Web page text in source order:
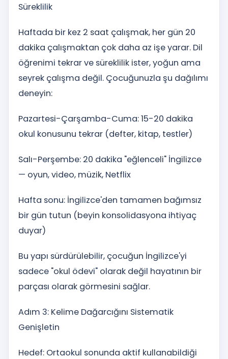
Süreklilik
Haftada bir kez 2 saat çalışmak, her gün 20
dakika çalışmaktan çok daha az işe yarar. Dil
öğrenimi tekrar ve süreklilik ister, yoğun ama
seyrek çalışma değil. Çocuğunuzla şu dağılımı
deneyin:
Pazartesi-Çarşamba-Cuma: 15-20 dakika
okul konusunu tekrar (defter, kitap, testler)
Salı-Perşembe: 20 dakika "eğlenceli" İngilizce
— oyun, video, müzik, Netflix
Hafta sonu: İngilizce'den tamamen bağımsız
bir gün tutun (beyin konsolidasyona ihtiyaç
duyar)
Bu yapı sürdürülebilir, çocuğun İngilizce'yi
sadece "okul ödevi" olarak değil hayatının bir
parçası olarak görmesini sağlar.
Adım 3: Kelime Dağarcığını Sistematik
Genişletin
Hedef: Ortaokul sonunda aktif kullanabildiği